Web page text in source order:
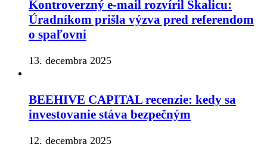
Kontroverzný e-mail rozvíril Skalicu:
Úradníkom prišla výzva pred referendom
o spaľovni
13. decembra 2025
BEEHIVE CAPITAL recenzie: kedy sa
investovanie stáva bezpečným
12. decembra 2025